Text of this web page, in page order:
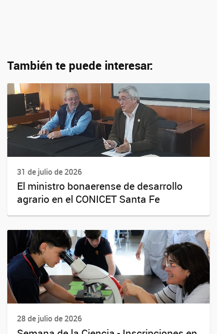
También te puede interesar:
31 de julio de 2026
El ministro bonaerense de desarrollo
agrario en el CONICET Santa Fe
28 de julio de 2026